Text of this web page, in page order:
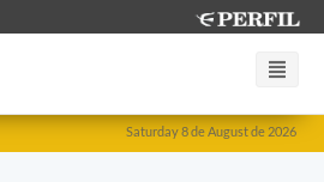
Saturday 8 de August de 2026